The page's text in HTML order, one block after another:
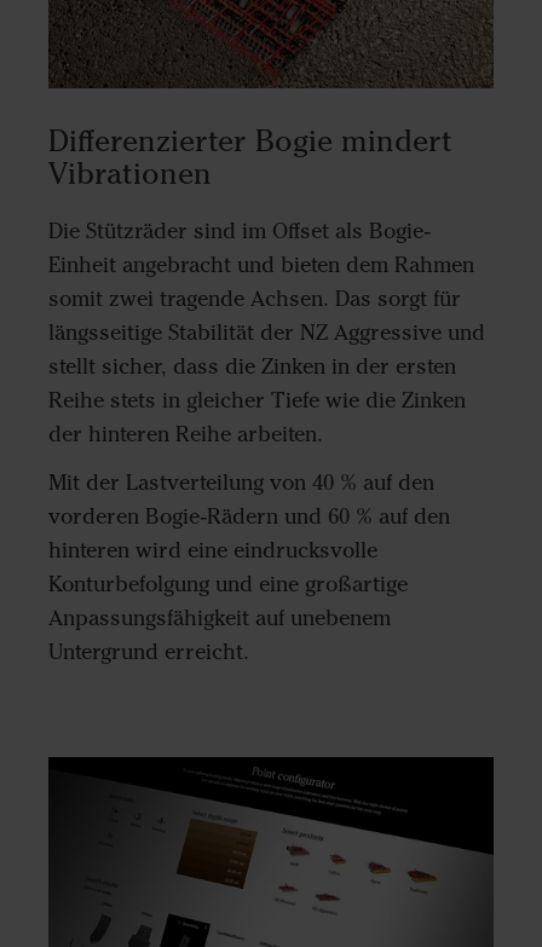
Differenzierter Bogie mindert
Vibrationen
Die Stützräder sind im Offset als Bogie-
Einheit angebracht und bieten dem Rahmen
somit zwei tragende Achsen. Das sorgt für
längsseitige Stabilität der NZ Aggressive und
stellt sicher, dass die Zinken in der ersten
Reihe stets in gleicher Tiefe wie die Zinken
der hinteren Reihe arbeiten.
Mit der Lastverteilung von 40 % auf den
vorderen Bogie-Rädern und 60 % auf den
hinteren wird eine eindrucksvolle
Konturbefolgung und eine großartige
Anpassungsfähigkeit auf unebenem
Untergrund erreicht.